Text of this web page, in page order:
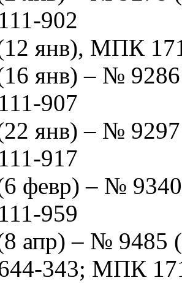
902
янв), МПК
янв) – №
907
янв) – №
917
февр) – №
959
апр) – № 9485
343; МПК